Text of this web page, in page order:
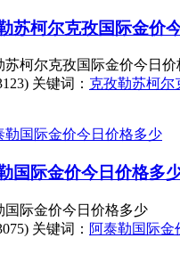
苏柯尔克孜国际金价
苏柯尔克孜国际金价今日价
关键词： 克孜勒苏柯尔
国际金价今日价格多
国际金价今日价格多少
关键词： 阿泰勒国际金